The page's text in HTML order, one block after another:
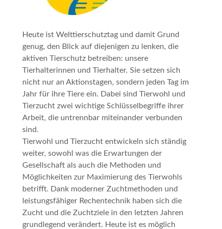
Heute ist Welttierschutztag und damit Grund
genug, den Blick auf diejenigen zu lenken, die
aktiven Tierschutz betreiben: unsere
Tierhalterinnen und Tierhalter. Sie setzen sich
nicht nur an Aktionstagen, sondern jeden Tag im
Jahr für ihre Tiere ein. Dabei sind Tierwohl und
Tierzucht zwei wichtige Schlüsselbegriffe ihrer
Arbeit, die untrennbar miteinander verbunden
sind.
Tierwohl und Tierzucht entwickeln sich ständig
weiter, sowohl was die Erwartungen der
Gesellschaft als auch die Methoden und
Möglichkeiten zur Maximierung des Tierwohls
betrifft. Dank moderner Zuchtmethoden und
leistungsfähiger Rechentechnik haben sich die
Zucht und die Zuchtziele in den letzten Jahren
grundlegend verändert. Heute ist es möglich